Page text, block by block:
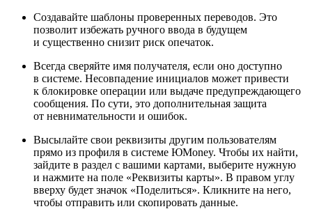
Создавайте шаблоны проверенных переводов. Это
позволит избежать ручного ввода в будущем
и существенно снизит риск опечаток.
Всегда сверяйте имя получателя, если оно доступно
в системе. Несовпадение инициалов может привести
к блокировке операции или выдаче предупреждающего
сообщения. По сути, это дополнительная защита
от невнимательности и ошибок.
Высылайте свои реквизиты другим пользователям
прямо из профиля в системе ЮMoney. Чтобы их найти,
зайдите в раздел с вашими картами, выберите нужную
и нажмите на поле «Реквизиты карты». В правом углу
вверху будет значок «Поделиться». Кликните на него,
чтобы отправить или скопировать данные.